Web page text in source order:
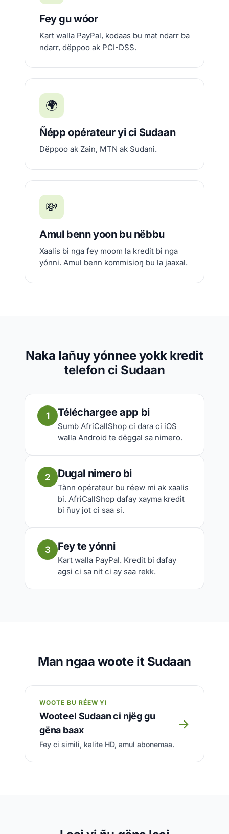
Fey gu wóor
Kart walla PayPal, kodaas bu mat ndarr ba
ndarr, dëppoo ak PCI-DSS.
🌍
Ñépp opérateur yi ci Sudaan
Dëppoo ak Zain, MTN ak Sudani.
💸
Amul benn yoon bu nëbbu
Xaalis bi nga fey moom la kredit bi nga
yónni. Amul benn kommisioŋ bu la jaaxal.
Naka lañuy yónnee yokk kredit
telefon ci Sudaan
1 Téléchargee app bi
Sumb AfriCallShop ci dara ci iOS
walla Android te dëggal sa nimero.
2 Dugal nimero bi
Tànn opérateur bu réew mi ak xaalis
bi. AfriCallShop dafay xayma kredit
bi ñuy jot ci saa si.
3 Fey te yónni
Kart walla PayPal. Kredit bi dafay
agsi ci sa nit ci ay saa rekk.
Man ngaa woote it Sudaan
WOOTE BU RÉEW YI
Wooteel Sudaan ci njëg gu
gëna baax
Fey ci simili, kalite HD, amul abonemaa.
→